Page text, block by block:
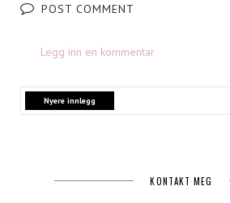
POST COMMENT
Legg inn en kommentar
Nyere innlegg
KONTAKT MEG